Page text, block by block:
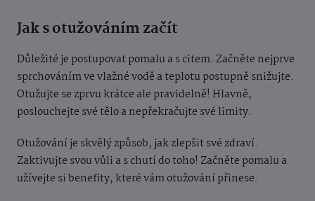
Jak s otužováním začít
Důležité je postupovat pomalu a s citem. Začněte nejprve
sprchováním ve vlažné vodě a teplotu postupně snižujte.
Otužujte se zprvu krátce ale pravidelně! Hlavně,
poslouchejte své tělo a nepřekračujte své limity.
Otužování je skvělý způsob, jak zlepšit své zdraví.
Zaktivujte svou vůli a s chutí do toho! Začněte pomalu a
užívejte si benefity, které vám otužování přinese.